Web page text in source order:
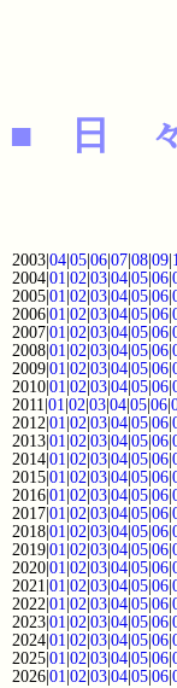
■ 日
2003|04|05|06|07|08|09|
2004|01|02|03|04|05|06|
2005|01|02|03|04|05|06|
2006|01|02|03|04|05|06|
2007|01|02|03|04|05|06|
2008|01|02|03|04|05|06|
2009|01|02|03|04|05|06|
2010|01|02|03|04|05|06|
2011|01|02|03|04|05|06|
2012|01|02|03|04|05|06|
2013|01|02|03|04|05|06|
2014|01|02|03|04|05|06|
2015|01|02|03|04|05|06|
2016|01|02|03|04|05|06|
2017|01|02|03|04|05|06|
2018|01|02|03|04|05|06|
2019|01|02|03|04|05|06|
2020|01|02|03|04|05|06|
2021|01|02|03|04|05|06|
2022|01|02|03|04|05|06|
2023|01|02|03|04|05|06|
2024|01|02|03|04|05|06|
2025|01|02|03|04|05|06|
2026|01|02|03|04|05|06|